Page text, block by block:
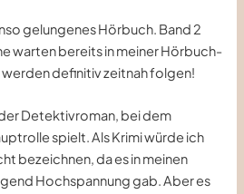
gelungenes Hörbuch. Band 2
warten bereits in meiner Hörbuch-
definitiv zeitnah folgen!
Detektivroman, bei dem
spielt. Als Krimi würde ich
bezeichnen, da es in meinen
Hochspannung gab. Aber es